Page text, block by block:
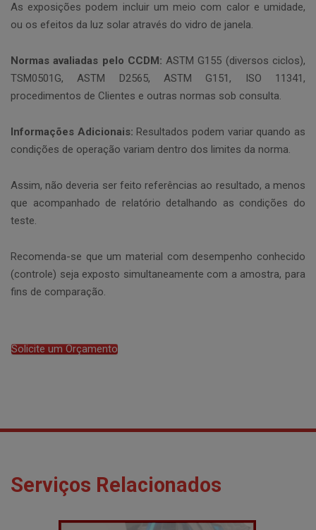
As exposições podem incluir um meio com calor e umidade,
ou os efeitos da luz solar através do vidro de janela.
Normas avaliadas pelo CCDM:ASTM G155 (diversos ciclos),
TSM0501G, ASTM D2565, ASTM G151, ISO 11341,
procedimentos de Clientes e outras normas sob consulta.
Informações Adicionais: Resultados podem variar quando as
condições de operação variam dentro dos limites da norma.
Assim, não deveria ser feito referências ao resultado, a menos
que acompanhado de relatório detalhando as condições do
teste.
Recomenda-se que um material com desempenho conhecido
(controle) seja exposto simultaneamente com a amostra, para
fins de comparação.
Solicite um Orçamento
Serviços Relacionados